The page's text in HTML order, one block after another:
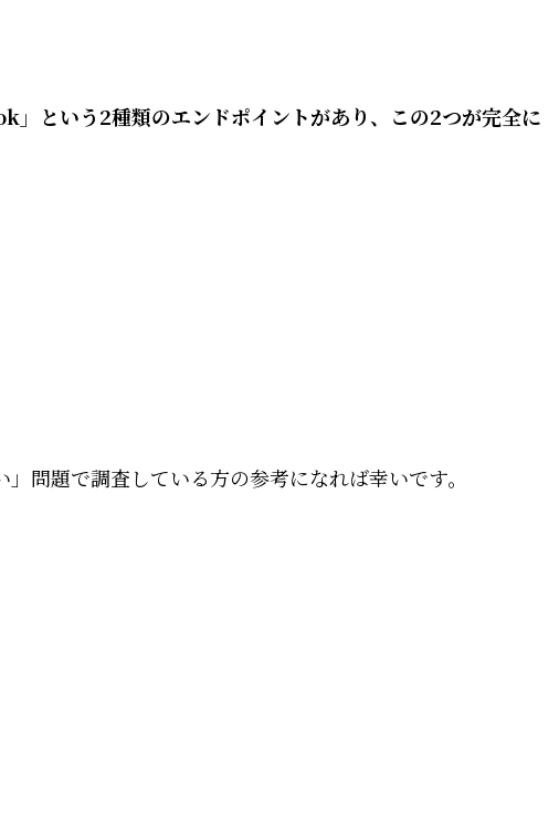
いう2種類のエンドポイントがあり、この2つが完全に
問題で調査している方の参考になれば幸いです。